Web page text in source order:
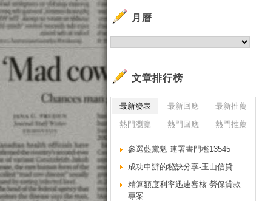
月曆
文章排行榜
最新發表 最新回應
最新推薦
熱門瀏覽
熱門回應 熱門推薦
參選藍黨魁 連署書門檻13545
成功申辦的秘訣分享-玉山信貸
精算額度利率迅速審核-勞保貸款
專案